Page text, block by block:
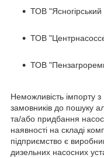
ТОВ
ТОВ
ТОВ
Неможливість імпорту з
замовників до пошуку
та/або придбання
наявності на складі
підприємство є
дизельних насосних